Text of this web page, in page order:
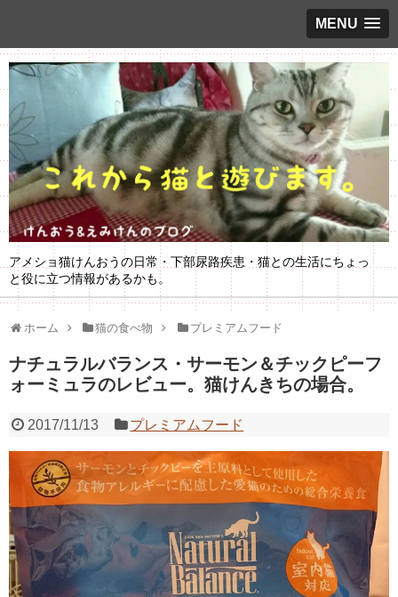
MENU
アメショ猫けんおうの日常・下部尿路疾患・猫との生活にちょっ
と役に立つ情報があるかも。
ホーム 猫の食べ物 プレミアムフード
ナチュラルバランス・サーモン＆チックピーフ
ォーミュラのレビュー。猫けんきちの場合。
2017/11/13 プレミアムフード